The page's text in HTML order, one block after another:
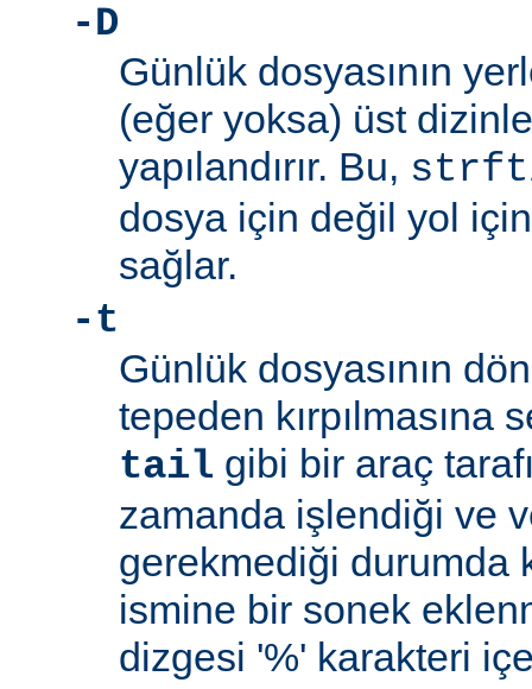
-D
Günlük dosyasının
(eğer yoksa) üst
yapılandırır. Bu,
dosya için değil yol için
sağlar.
-t
Günlük dosyasının
tepeden kırpılmasına
tail gibi bir araç
zamanda işlendiği ve
gerekmediği durumda
ismine bir sonek
dizgesi '%' karakteri